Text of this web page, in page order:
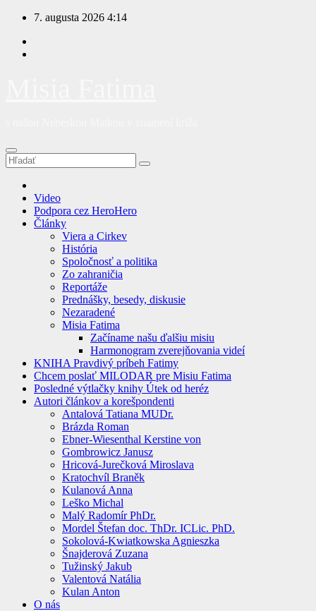
Prejsť
obsah
7. augusta 2026 4:14
Video
Podpora cez HeroHero
Články
Viera a Cirkev
História
Spoločnosť a politika
Zo zahraničia
Reportáže
Prednášky, besedy, diskusie
Nezaradené
Misia Fatima
Začíname našu ďalšiu misiu
Harmonogram zverejňovania videí
KNIHA Pravdivý príbeh Fatimy
Chcem poslať MILODAR pre Misiu Fatima
Posledné výtlačky knihy Útek od heréz
Autori článkov a korešpondenti
Antalová Tatiana MUDr.
Brázda Roman
Ebner-Wiesenthal Kerstine von
Gombrowicz Janusz
Hricová-Jurečková Miroslava
Kratochvíl Braněk
Kulanová Anna
Leško Michal
Malý Radomír PhDr.
Mordel Štefan doc. ThDr. ICLic. PhD.
Sokolová-Kwiatkowska Agnieszka
Šnajderová Zuzana
Tužinský Jakub
Valentová Natália
Kulan Anton
O nás